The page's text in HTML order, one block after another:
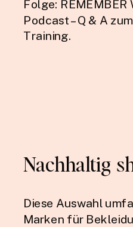
Folge: REMEMBER
Podcast – Q & A
Training.
Diese Auswahl
Marken für
Nachhaltig